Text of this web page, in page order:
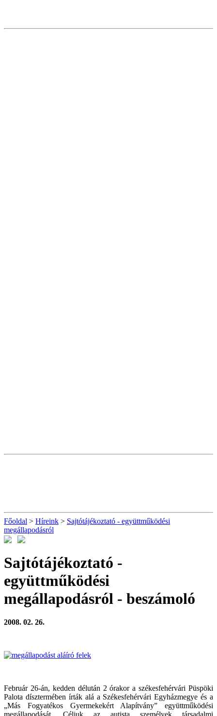
Főoldal > Híreink > Sajtótájékoztató - együttműködési
megállapodásról
Sajtótájékoztató -
együttműködési
megállapodásról - beszámoló
2008. 02. 26.
Február 26-án, kedden délután 2 órakor a székesfehérvári Püspöki
Palota dísztermében írták alá a Székesfehérvári Egyházmegye és a
„Más Fogyatékos Gyermekekért Alapítvány” együttműködési